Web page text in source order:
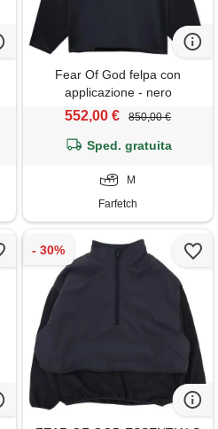
Fear Of God felpa con
applicazione - nero
552,00 € 850,00 €
Sped. gratuita
M
Farfetch